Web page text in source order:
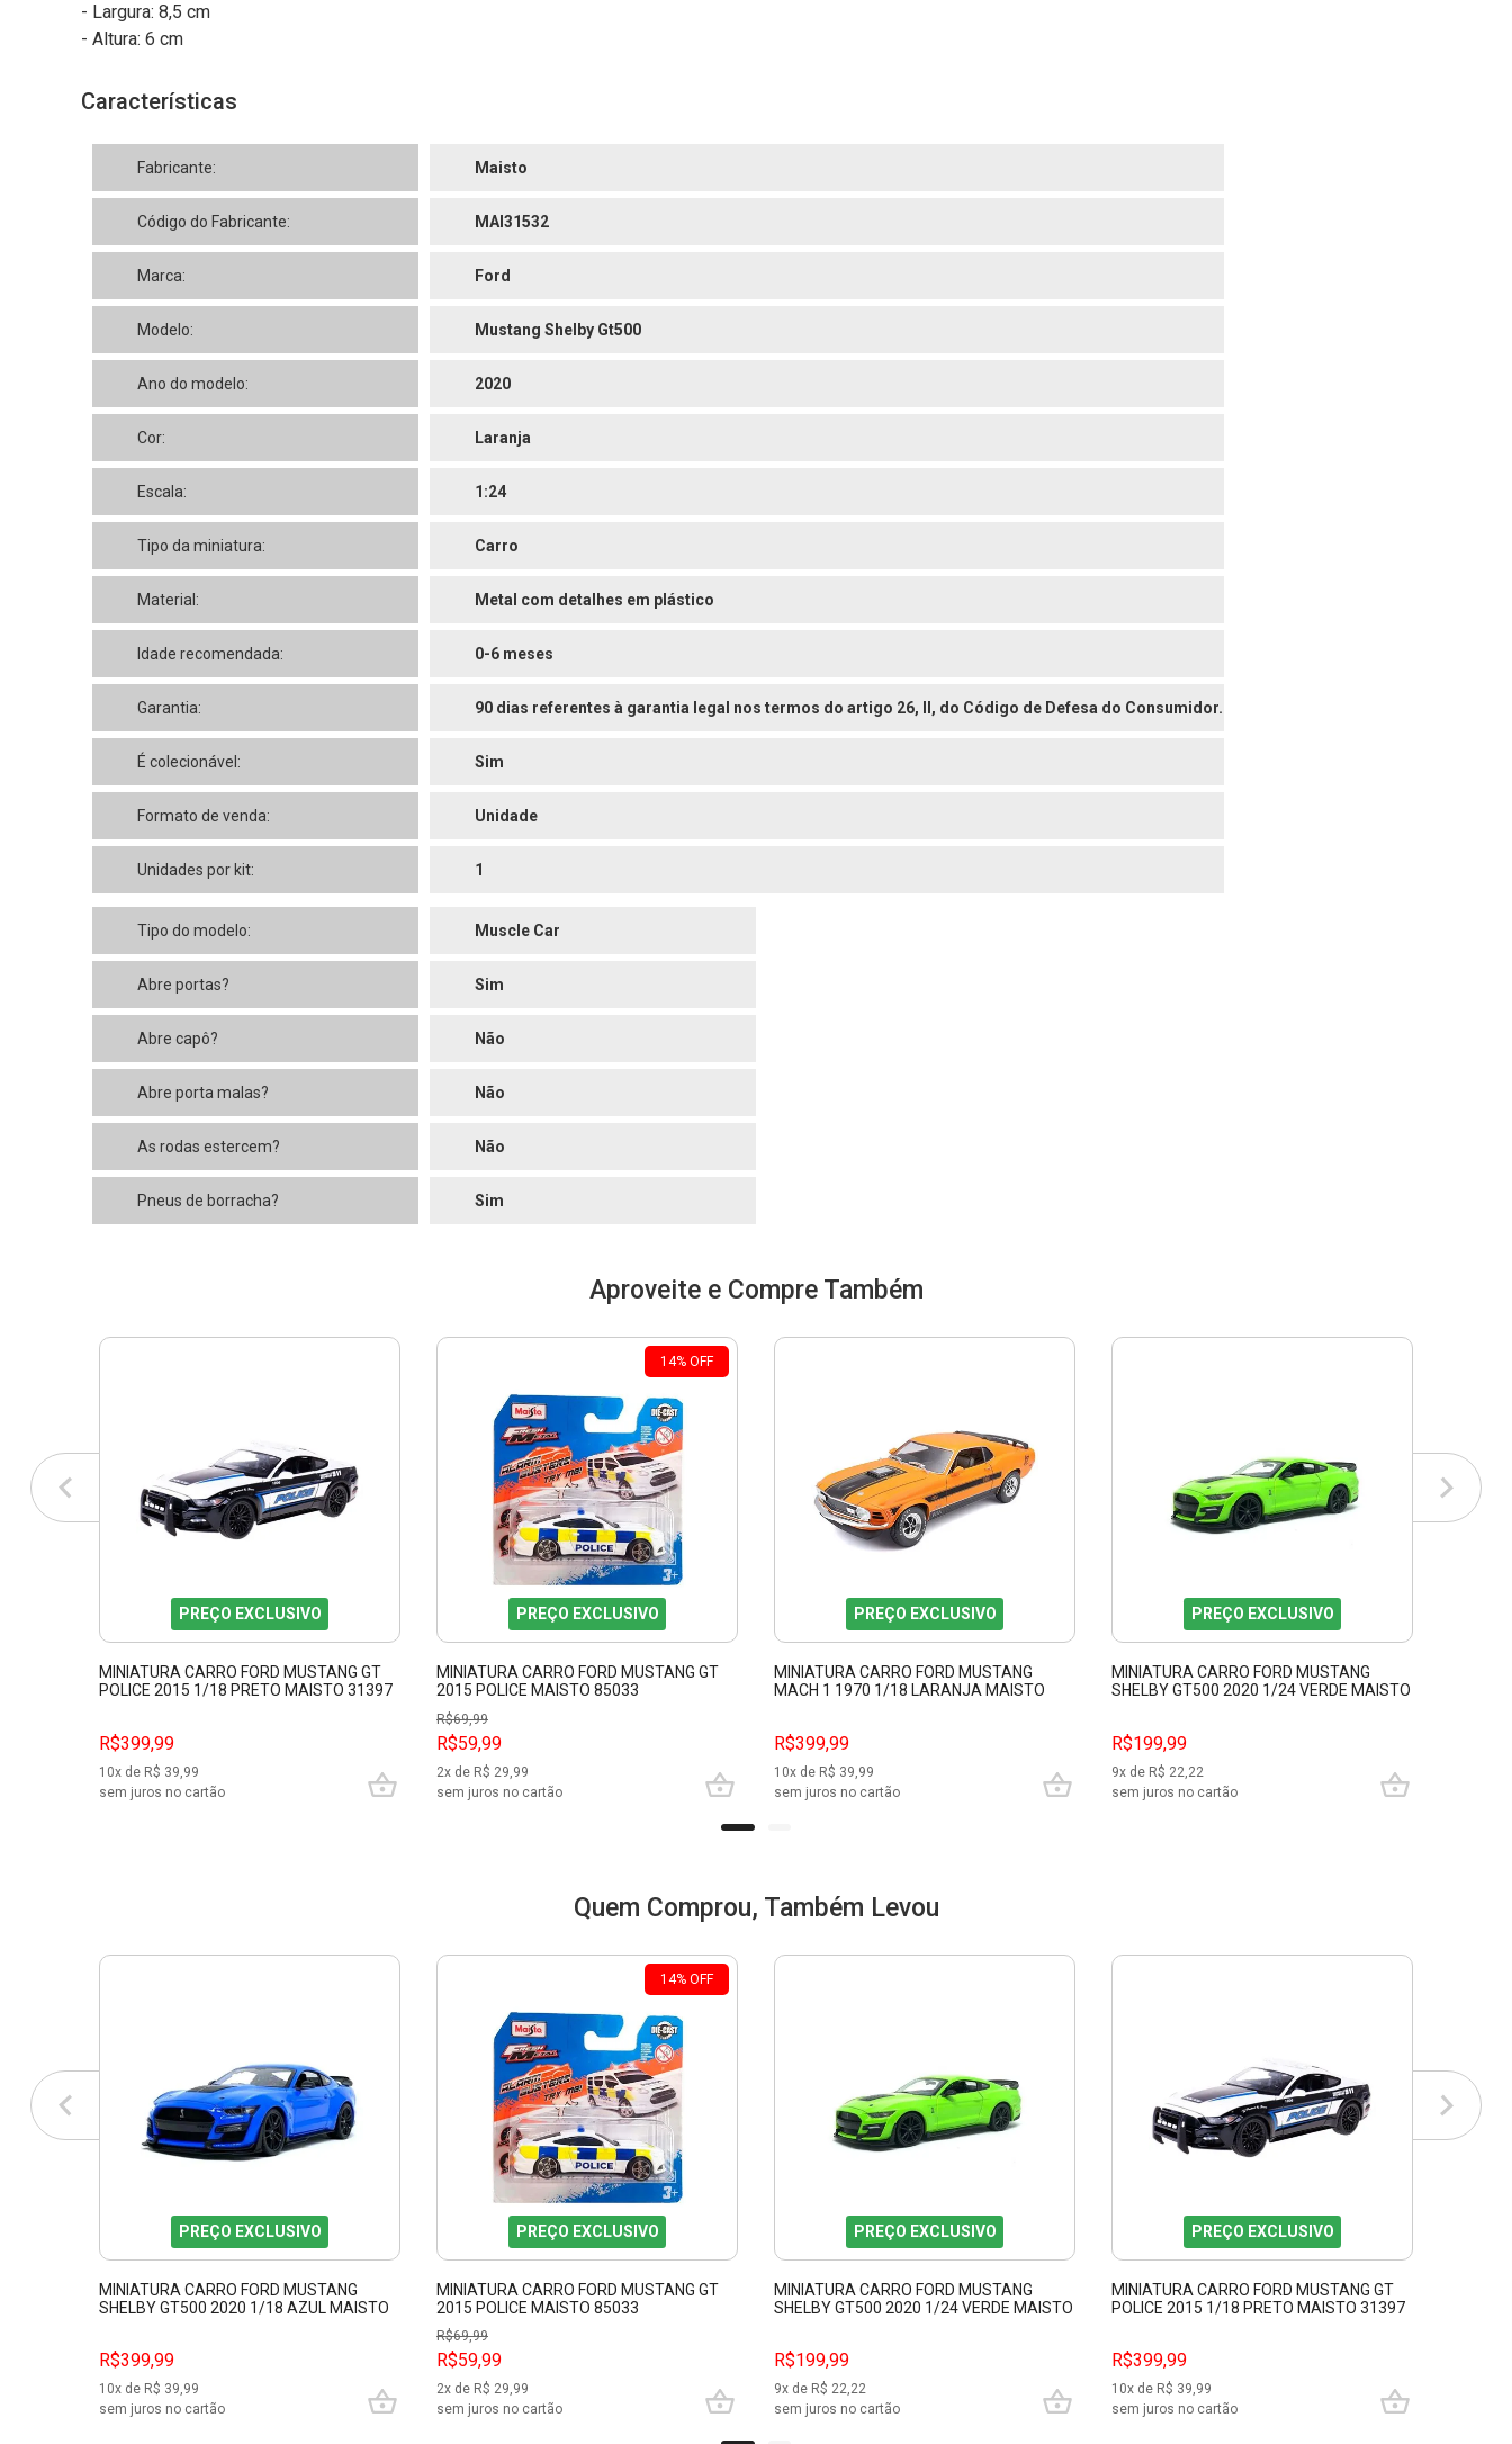
- Largura: 8,5 cm
- Altura: 6 cm
Características
Fabricante: Maisto
Código do Fabricante: MAI31532
Marca: Ford
Modelo: Mustang Shelby Gt500
Ano do modelo: 2020
Cor: Laranja
Escala: 1:24
Tipo da miniatura: Carro
Material: Metal com detalhes em plástico
Idade recomendada: 0-6 meses
Garantia: 90 dias referentes à garantia legal nos termos do artigo 26, II, do Código de Defesa do Consumidor.
É colecionável: Sim
Formato de venda: Unidade
Unidades por kit: 1
Tipo do modelo: Muscle Car
Abre portas? Sim
Abre capô? Não
Abre porta malas? Não
As rodas estercem? Não
Pneus de borracha? Sim
Aproveite e Compre Também
PREÇO EXCLUSIVO
MINIATURA CARRO FORD MUSTANG GT
POLICE 2015 1/18 PRETO MAISTO 31397
R$399,99
10x de R$ 39,99
sem juros no cartão
14% OFF
PREÇO EXCLUSIVO
MINIATURA CARRO FORD MUSTANG GT
2015 POLICE MAISTO 85033
R$69,99
R$59,99
2x de R$ 29,99
sem juros no cartão
PREÇO EXCLUSIVO
MINIATURA CARRO FORD MUSTANG
MACH 1 1970 1/18 LARANJA MAISTO
R$399,99
10x de R$ 39,99
sem juros no cartão
PREÇO EXCLUSIVO
MINIATURA CARRO FORD MUSTANG
SHELBY GT500 2020 1/24 VERDE MAISTO
R$199,99
9x de R$ 22,22
sem juros no cartão
Quem Comprou, Também Levou
PREÇO EXCLUSIVO
MINIATURA CARRO FORD MUSTANG
SHELBY GT500 2020 1/18 AZUL MAISTO
R$399,99
10x de R$ 39,99
sem juros no cartão
14% OFF
PREÇO EXCLUSIVO
MINIATURA CARRO FORD MUSTANG GT
2015 POLICE MAISTO 85033
R$69,99
R$59,99
2x de R$ 29,99
sem juros no cartão
PREÇO EXCLUSIVO
MINIATURA CARRO FORD MUSTANG
SHELBY GT500 2020 1/24 VERDE MAISTO
R$199,99
9x de R$ 22,22
sem juros no cartão
PREÇO EXCLUSIVO
MINIATURA CARRO FORD MUSTANG GT
POLICE 2015 1/18 PRETO MAISTO 31397
R$399,99
10x de R$ 39,99
sem juros no cartão